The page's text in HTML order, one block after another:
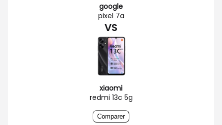
google
pixel 7a
VS
xiaomi
redmi 13c 5g
Comparer